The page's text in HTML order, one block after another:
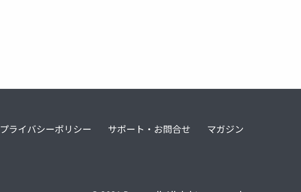
プライバシーポリシー サポート・お問合せ マガジン